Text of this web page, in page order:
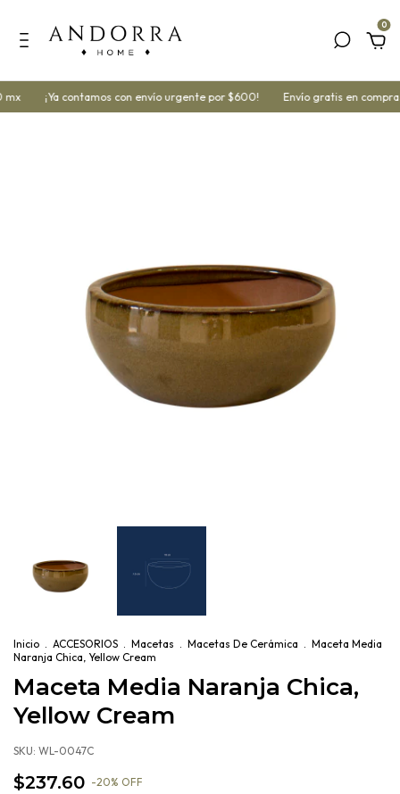
0
¡Ya contamos con envío urgente por $600! Envío gratis en
Inicio . ACCESORIOS . Macetas . Macetas De Cerámica . Maceta Media
Naranja Chica, Yellow Cream
Maceta Media Naranja Chica,
Yellow Cream
SKU: WL-0047C
$237.60 -20% OFF